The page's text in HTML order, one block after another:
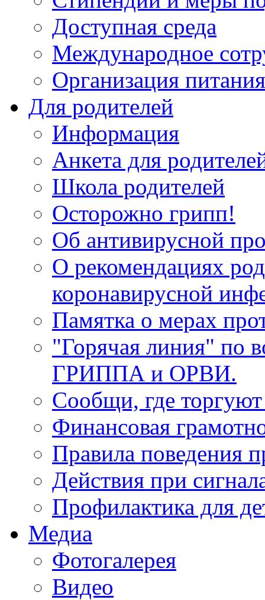
Доступная среда
Международное
Организация питания
Для родителей
Информация
Анкета для
Школа родителей
Осторожно грипп!
Об антивирусной
О рекомендациях
коронавирусной
Памятка о мерах
"Горячая линия" по
ГРИППА и ОРВИ.
Сообщи, где
Финансовая
Правила поведения
Действия при
Профилактика для
Медиа
Фотогалерея
Видео